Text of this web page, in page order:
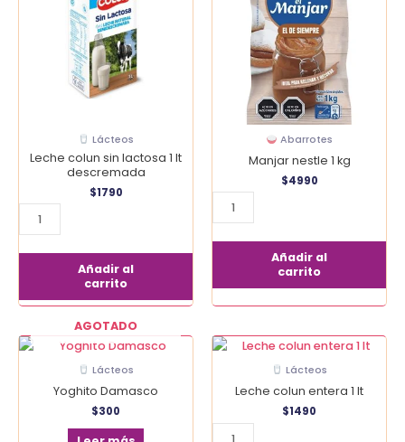
Lácteos
Leche colun sin lactosa 1 lt
descremada
$1790
descremada
Añadir al
carrito
Abarrotes
Manjar nestle 1 kg
$4990
cantidad
Añadir al
carrito
AGOTADO
Lácteos
Yoghito Damasco
$300
Lácteos
Leche colun entera 1 lt
$1490
Leche
lt